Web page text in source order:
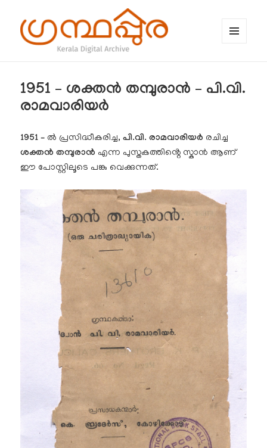
1951 – ശക്തൻ തമ്പുരാൻ – പി.വി.
രാമവാരിയർ
1951 – ൽ പ്രസിദ്ധീകരിച്ച,പി.വി. രാമവാരിയർ രചിച്ച
ശക്തൻ തമ്പുരാൻ എന്ന പുസ്തകത്തിൻ്റെ സ്കാൻ ആണ്
ഈ പോസ്റ്റിലൂടെ പങ്കു വെക്കുന്നത്.